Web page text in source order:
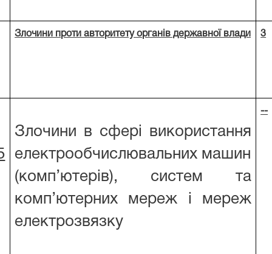
Злочини проти авторитету органів державної влади 3
Злочини в сфері використання
електрообчислювальних машин
(комп’ютерів), систем та
комп’ютерних мереж і мереж
електрозвязку
--